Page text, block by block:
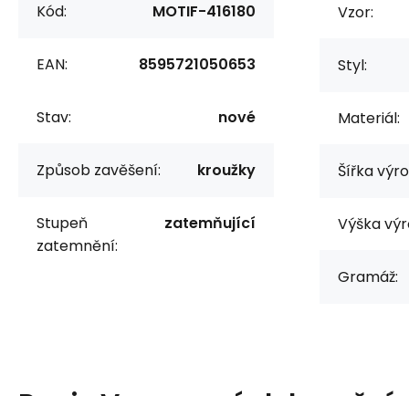
Kód: MOTIF-416180
EAN: 8595721050653
Stav: nové
Způsob zavěšení: kroužky
Stupeň
zatemnění:
zatemňující
Vzor:
Styl:
Materiál:
Šířka
Výška
Gramáž: